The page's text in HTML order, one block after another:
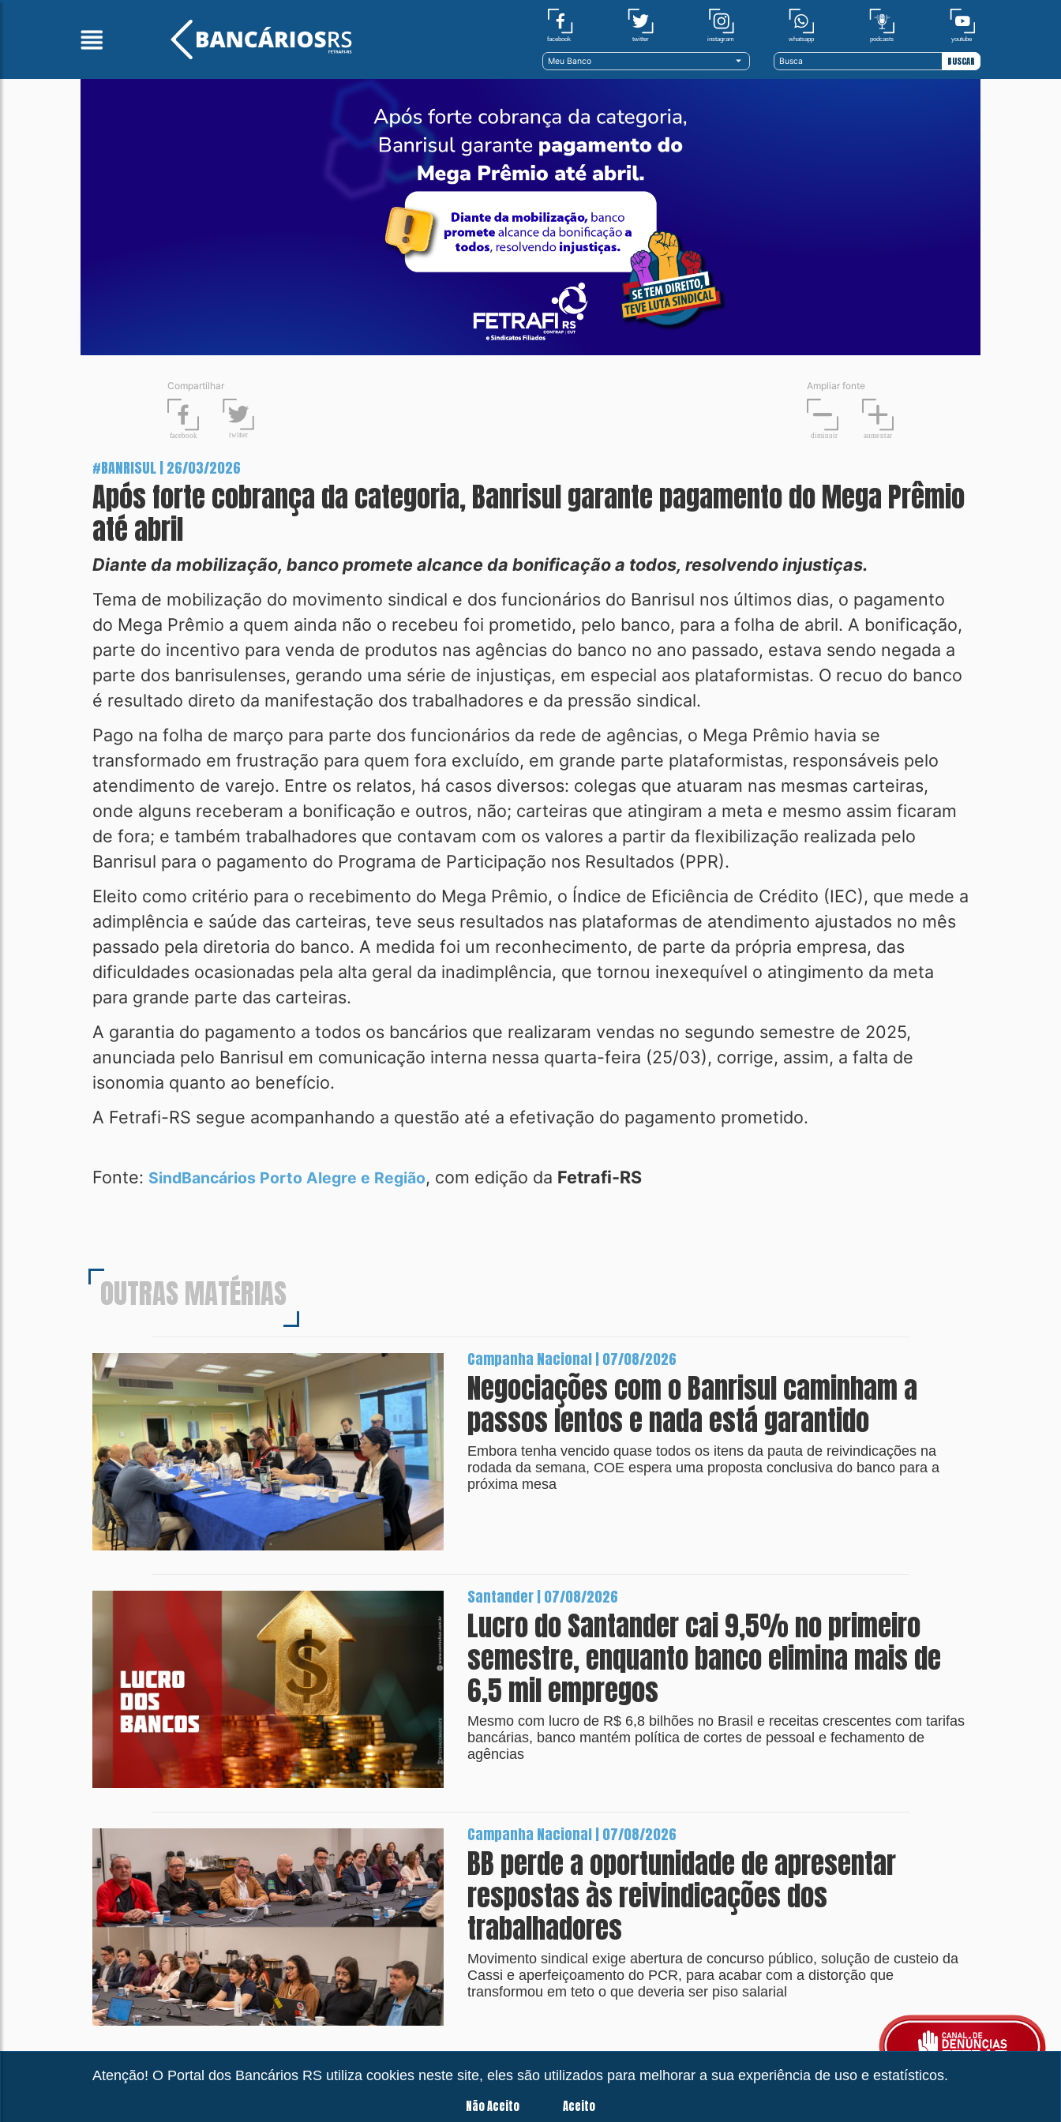
Atenção! O Portal dos Bancários RS utiliza cookies neste site, eles são utilizados para melhorar a sua experiência de uso e estatísticos.
facebook twitter instagram whatsapp podcasts youtube
Meu Banco BUSCAR
Compartilhar
facebook twitter
Ampliar fonte
diminuir aumentar
#BANRISUL | 26/03/2026
Após forte cobrança da categoria, Banrisul garante pagamento do Mega Prêmio
até abril
Diante da mobilização, banco promete alcance da bonificação a todos, resolvendo injustiças.
Tema de mobilização do movimento sindical e dos funcionários do Banrisul nos últimos dias, o pagamento
do Mega Prêmio a quem ainda não o recebeu foi prometido, pelo banco, para a folha de abril. A bonificação,
parte do incentivo para venda de produtos nas agências do banco no ano passado, estava sendo negada a
parte dos banrisulenses, gerando uma série de injustiças, em especial aos plataformistas. O recuo do banco
é resultado direto da manifestação dos trabalhadores e da pressão sindical.
Pago na folha de março para parte dos funcionários da rede de agências, o Mega Prêmio havia se
transformado em frustração para quem fora excluído, em grande parte plataformistas, responsáveis pelo
atendimento de varejo. Entre os relatos, há casos diversos: colegas que atuaram nas mesmas carteiras,
onde alguns receberam a bonificação e outros, não; carteiras que atingiram a meta e mesmo assim ficaram
de fora; e também trabalhadores que contavam com os valores a partir da flexibilização realizada pelo
Banrisul para o pagamento do Programa de Participação nos Resultados (PPR).
Eleito como critério para o recebimento do Mega Prêmio, o Índice de Eficiência de Crédito (IEC), que mede a
adimplência e saúde das carteiras, teve seus resultados nas plataformas de atendimento ajustados no mês
passado pela diretoria do banco. A medida foi um reconhecimento, de parte da própria empresa, das
dificuldades ocasionadas pela alta geral da inadimplência, que tornou inexequível o atingimento da meta
para grande parte das carteiras.
A garantia do pagamento a todos os bancários que realizaram vendas no segundo semestre de 2025,
anunciada pelo Banrisul em comunicação interna nessa quarta-feira (25/03), corrige, assim, a falta de
isonomia quanto ao benefício.
A Fetrafi-RS segue acompanhando a questão até a efetivação do pagamento prometido.
Fonte: SindBancários Porto Alegre e Região, com edição da Fetrafi-RS
OUTRAS MATÉRIAS
Campanha Nacional | 07/08/2026
Negociações com o Banrisul caminham a
passos lentos e nada está garantido
Embora tenha vencido quase todos os itens da pauta de reivindicações na
rodada da semana, COE espera uma proposta conclusiva do banco para a
próxima mesa
Santander | 07/08/2026
Lucro do Santander cai 9,5% no primeiro
semestre, enquanto banco elimina mais de
6,5 mil empregos
Mesmo com lucro de R$ 6,8 bilhões no Brasil e receitas crescentes com tarifas
bancárias, banco mantém política de cortes de pessoal e fechamento de
agências
Campanha Nacional | 07/08/2026
BB perde a oportunidade de apresentar
respostas às reivindicações dos
trabalhadores
Movimento sindical exige abertura de concurso público, solução de custeio da
Cassi e aperfeiçoamento do PCR, para acabar com a distorção que
transformou em teto o que deveria ser piso salarial